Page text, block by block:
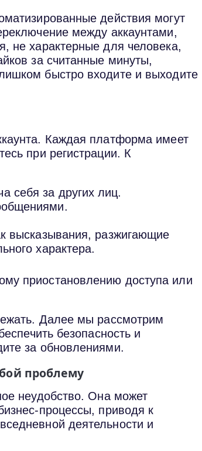
действия могут
между аккаунтами,
не характерные для человека,
за считанные минуты,
быстро входите и выходите
Каждая платформа имеет
при регистрации. К
себя за других лиц.
высказывания, разжигающие
характера.
приостановлению доступа или
Далее мы рассмотрим
безопасность и
за обновлениями.
проблему
неудобство. Она может
процессы, приводя к
деятельности и